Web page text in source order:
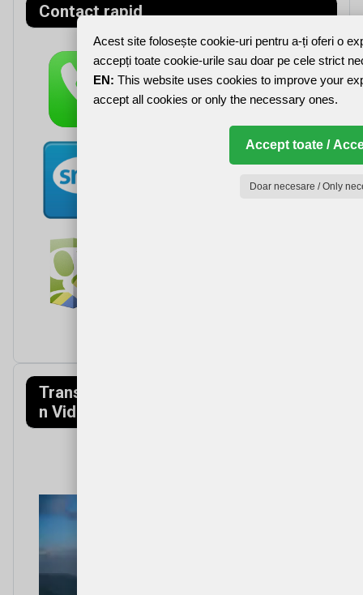
Contact rapid
Transfagarasa
n Video
Acest site folosește cookie-uri pentru a-ți oferi o
accepți toate cookie-urile sau doar pe cele strict
EN: This website uses cookies to improve your
accept all cookies or only the necessary ones.
Accept toate /
Doar necesare / Only